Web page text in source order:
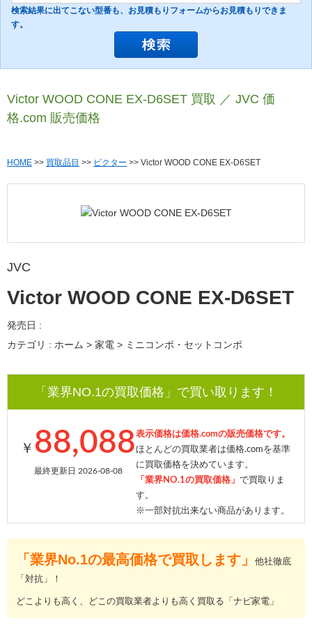
検索結果に出てこない型番も、お見積もりフォームからお見積もりできま
す。
Victor WOOD CONE EX-D6SET 買取 ／ JVC 価
格.com 販売価格
HOME >> 買取品目 >> ビクター >> Victor WOOD CONE EX-D6SET
JVC
Victor WOOD CONE EX-D6SET
発売日 :
カテゴリ : ホーム > 家電 > ミニコンポ・セットコンポ
「業界NO.1の買取価格」で買い取ります！
￥ 88,088
最終更新日 2026-08-08
表示価格は価格.comの販売価格です。
ほとんどの買取業者は価格.comを基準
に買取価格を決めています。
「業界NO.1の買取価格」 で買取りま
す。
※一部対抗出来ない商品があります。
「業界No.1の最高価格で買取します」
他社徹底
「対抗」！
どこよりも高く、どこの買取業者よりも高く買取る「ナビ家電」